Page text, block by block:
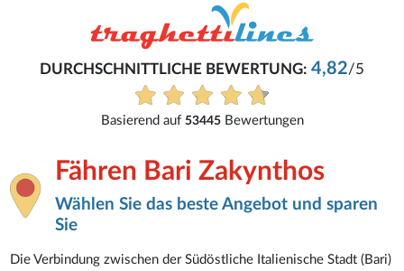
DURCHSCHNITTLICHE BEWERTUNG: 4,82/5
Basierend auf 53445Bewertungen
Fähren Bari Zakynthos
Wählen Sie das beste Angebot und sparen
Sie
Die Verbindung zwischen der Südöstliche Italienische Stadt (Bari)